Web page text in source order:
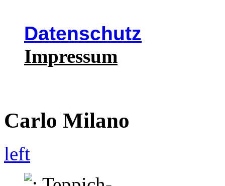
Datenschutz
Impressum
Carlo Milano
left